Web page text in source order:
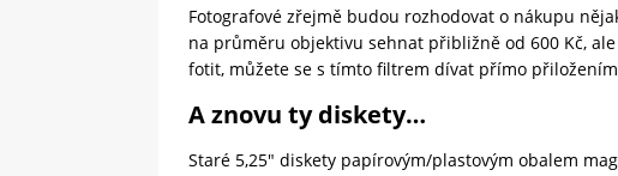
Fotografové zřejmě budou rozhodovat o nákupu
na průměru objektivu sehnat přibližně od 600 Kč,
fotit, můžete se s tímto filtrem dívat přímo
A znovu ty diskety…
Staré 5,25″ diskety papírovým/plastovým obalem